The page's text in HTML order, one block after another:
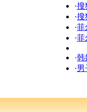
·搜
·搜
·菲
·菲
·韩
·男